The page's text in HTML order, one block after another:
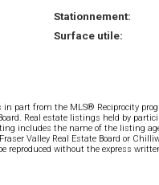
Stationnement:
Surface utile:
part from the MLS® Reciprocity
Real estate listings held by
includes the name of the listing
Valley Real Estate Board or
without the express